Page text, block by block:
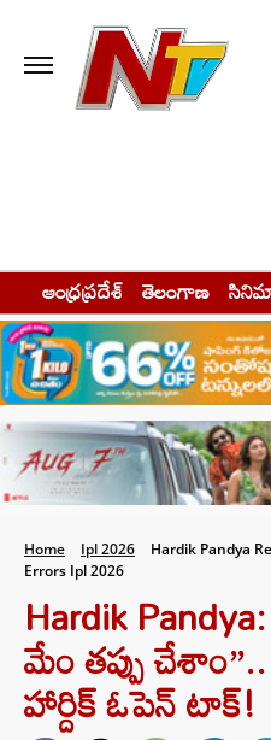
ఆంధ్రప్రదేశ్ తెలంగాణ
Home Ipl 2026
Hardik Pandya
Errors Ipl 2026
Hardik
మేం తప్పు
హార్దిక్ ఓపెన్ టాక్!